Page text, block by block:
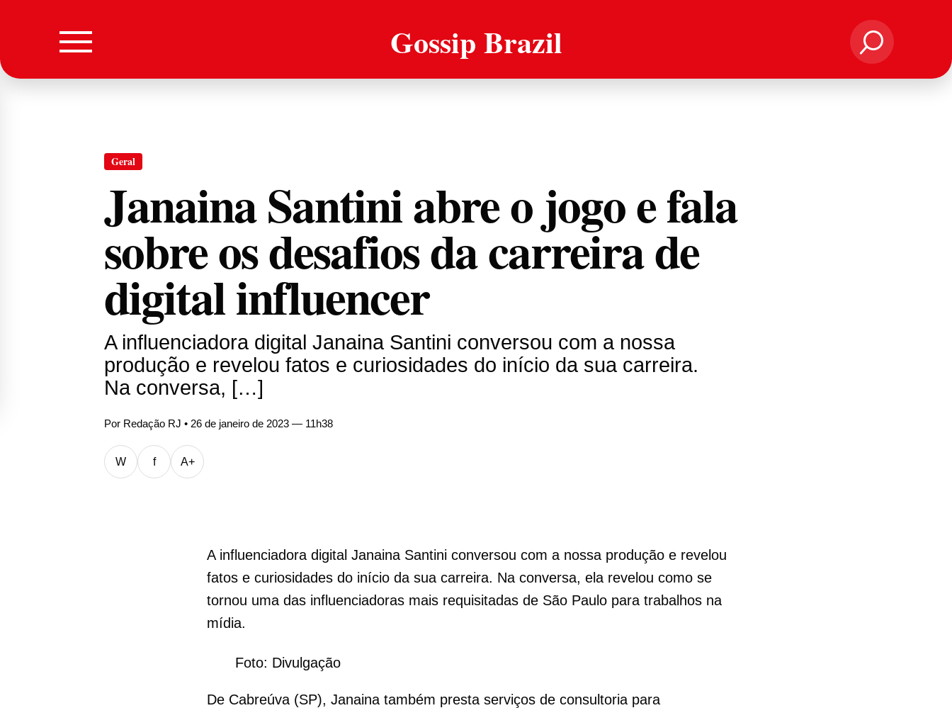
Gossip Brazil
Geral
Janaina Santini abre o jogo e fala
sobre os desafios da carreira de
digital influencer
A influenciadora digital Janaina Santini conversou com a nossa
produção e revelou fatos e curiosidades do início da sua carreira.
Na conversa, […]
Por Redação RJ • 26 de janeiro de 2023 — 11h38
W f A+
A influenciadora digital Janaina Santini conversou com a nossa produção e revelou
fatos e curiosidades do início da sua carreira. Na conversa, ela revelou como se
tornou uma das influenciadoras mais requisitadas de São Paulo para trabalhos na
mídia.
Foto: Divulgação
De Cabreúva (SP), Janaina também presta serviços de consultoria para